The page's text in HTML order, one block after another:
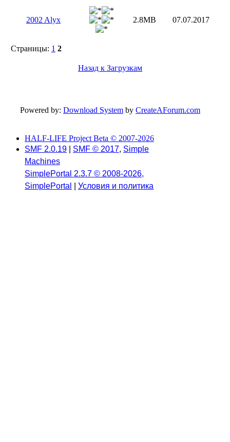
2002 Alyx 2.8MB 07.07.2017
Страницы: 1 2
Назад к Загрузкам
Powered by: Download System by CreateAForum.com
HALF-LIFE Project Beta © 2007-2026
SMF 2.0.19
SMF © 2017, Simple
Machines
SimplePortal 2.3.7 © 2008-2026,
SimplePortal
Условия и политика